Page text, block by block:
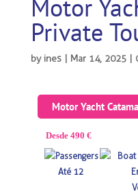
Motor
Private
byines| Mar 14, 2025|
Motor Yacht
Desde 490 €
Até 12